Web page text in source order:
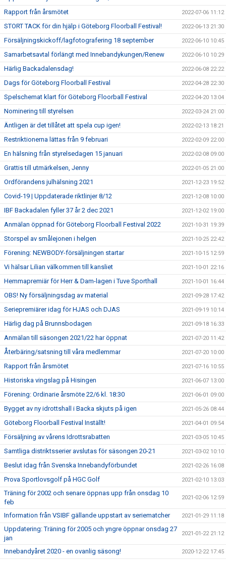
Rapport från årsmötet 2022-07-06 11:12
STORT TACK för din hjälp i Göteborg Floorball Festival! 2022-06-13 21:30
Försäljningskickoff/lagfotografering 18 september 2022-06-10 10:45
Samarbetsavtal förlängt med Innebandykungen/Renew 2022-06-10 10:29
Härlig Backadalensdag! 2022-06-08 22:22
Dags för Göteborg Floorball Festival 2022-04-28 22:30
Spelschemat klart för Göteborg Floorball Festival 2022-04-20 13:04
Nominering till styrelsen 2022-03-24 21:00
Äntligen är det tillåtet att spela cup igen! 2022-02-13 18:21
Restriktionerna lättas från 9 februari 2022-02-09 22:00
En hälsning från styrelsedagen 15 januari 2022-02-08 09:00
Grattis till utmärkelsen, Jenny 2022-01-05 21:00
Ordförandens julhälsning 2021 2021-12-23 19:52
Covid-19 | Uppdaterade riktlinjer 8/12 2021-12-08 10:00
IBF Backadalen fyller 37 år 2 dec 2021 2021-12-02 19:00
Anmälan öppnad för Göteborg Floorball Festival 2022 2021-10-31 19:39
Storspel av smålejonen i helgen 2021-10-25 22:42
Förening: NEWBODY-försäljningen startar 2021-10-15 12:59
Vi hälsar Lilian välkommen till kansliet 2021-10-01 22:16
Hemmapremiär för Herr & Dam-lagen i Tuve Sporthall 2021-10-01 16:44
OBS! Ny försäljningsdag av material 2021-09-28 17:42
Seriepremiärer idag för HJAS och DJAS 2021-09-19 10:14
Härlig dag på Brunnsbodagen 2021-09-18 16:33
Anmälan till säsongen 2021/22 har öppnat 2021-07-20 11:42
Återbäring/satsning till våra medlemmar 2021-07-20 10:00
Rapport från årsmötet 2021-07-16 10:55
Historiska vingslag på Hisingen 2021-06-07 13:00
Förening: Ordinarie årsmöte 22/6 kl. 18:30 2021-06-01 09:00
Bygget av ny idrottshall i Backa skjuts på igen 2021-05-26 08:44
Göteborg Floorball Festival Inställt! 2021-04-01 09:54
Försäljning av vårens Idrottsrabatten 2021-03-05 10:45
Samtliga distriktsserier avslutas för säsongen 20-21 2021-03-02 10:10
Beslut idag från Svenska Innebandyförbundet 2021-02-26 16:08
Prova Sportlovsgolf på HGC Golf 2021-02-10 13:03
Träning för 2002 och senare öppnas upp från onsdag 10
feb
2021-02-06 12:59
Information från VSIBF gällande uppstart av seriematcher 2021-01-29 11:18
Uppdatering: Träning för 2005 och yngre öppnar onsdag 27
jan
2021-01-22 21:12
Innebandyåret 2020 - en ovanlig säsong! 2020-12-22 17:45